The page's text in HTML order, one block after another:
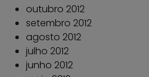
outubro 2012
setembro 2012
agosto 2012
julho 2012
junho 2012